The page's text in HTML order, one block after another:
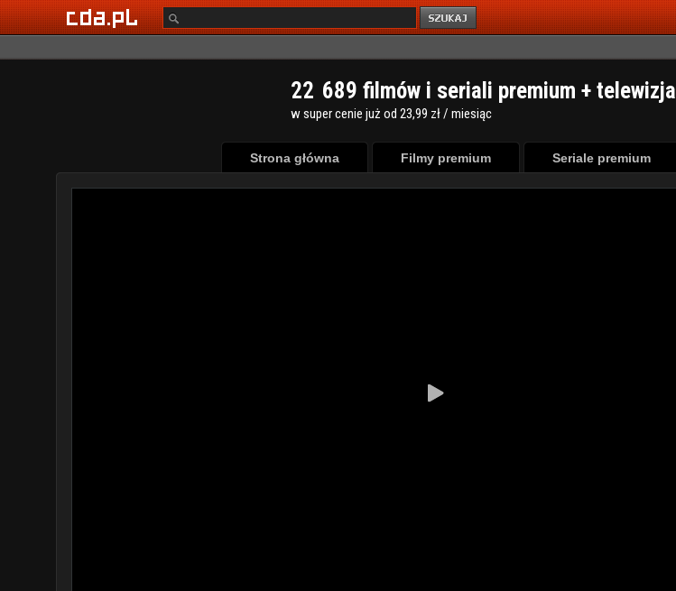
22 689 filmów i seriali premium + telewizja
w super cenie już od 23,99 zł / miesiąc
Strona główna Filmy premium Seriale premium